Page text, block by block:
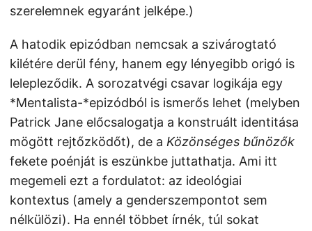
szerelemnek egyaránt jelképe.)
A hatodik epizódban nemcsak a szivárogtató
kilétére derül fény, hanem egy lényegibb origó is
lelepleződik. A sorozatvégi csavar logikája egy
*Mentalista-*epizódból is ismerős lehet (melyben
Patrick Jane előcsalogatja a konstruált identitása
mögött rejtőzködőt), de a Közönséges bűnözők
fekete poénját is eszünkbe juttathatja. Ami itt
megemeli ezt a fordulatot: az ideológiai
kontextus (amely a genderszempontot sem
nélkülözi). Ha ennél többet írnék, túl sokat